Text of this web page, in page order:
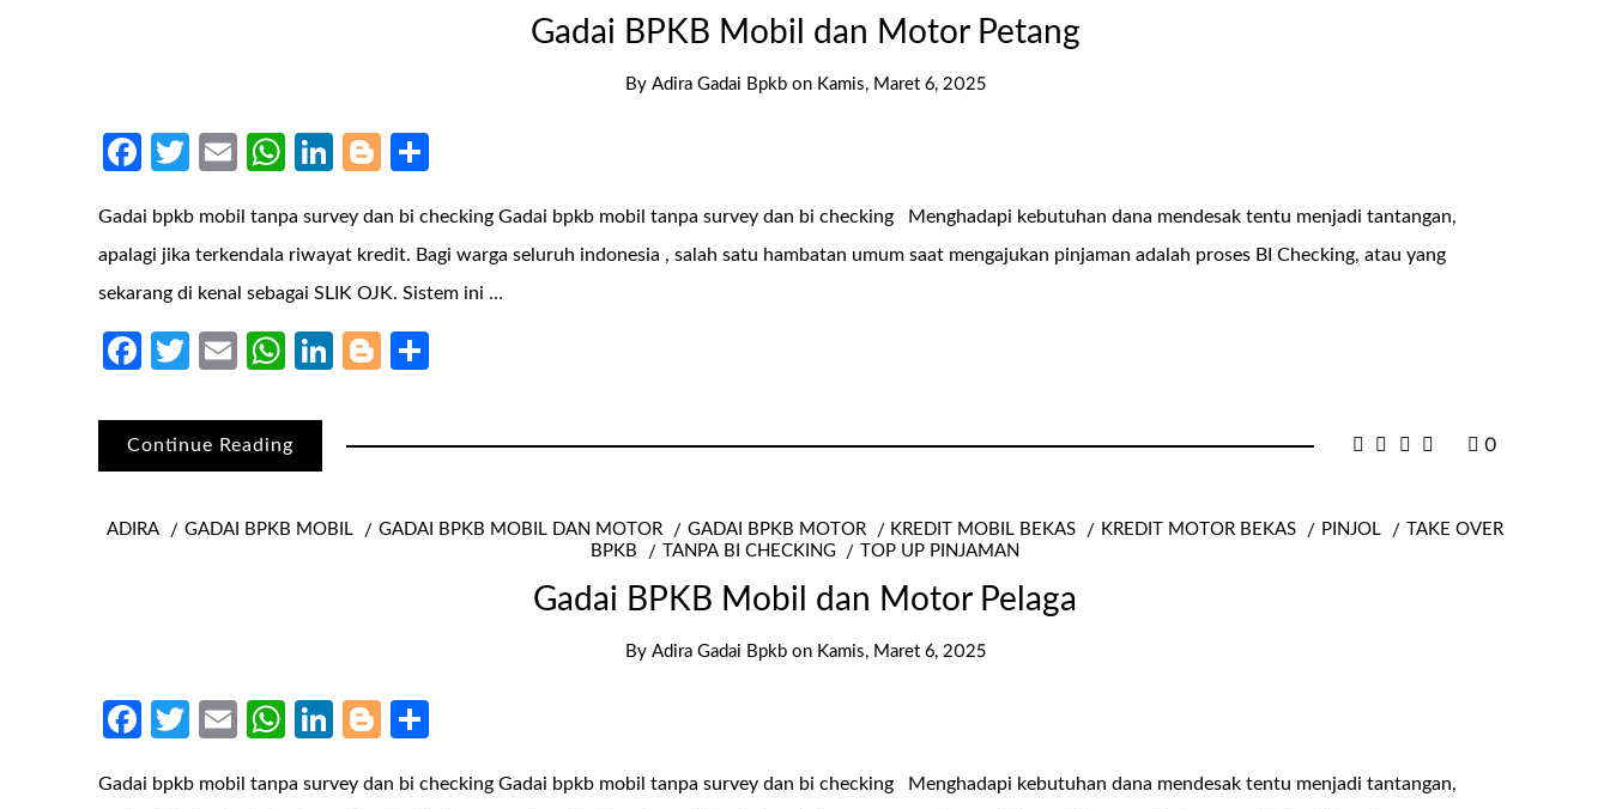
Gadai BPKB Mobil dan Motor Petang
By Adira Gadai Bpkb on Kamis, Maret 6, 2025
Facebook
Twitter
EmailWhatsApp
LinkedIn
Blogger
Gadai bpkb mobil tanpa survey dan bi checking Gadai bpkb mobil tanpa survey dan bi checking Menghadapi kebutuhan dana mendesak tentu menjadi tantangan,
apalagi jika terkendala riwayat kredit. Bagi warga seluruh indonesia , salah satu hambatan umum saat mengajukan pinjaman adalah proses BI Checking, atau yang
sekarang di kenal sebagai SLIK OJK. Sistem ini …
Facebook
Twitter
EmailWhatsApp
LinkedIn
Blogger
Continue Reading 0
ADIRA GADAI BPKB MOBIL GADAI BPKB MOBIL DAN MOTOR GADAI BPKB MOTOR KREDIT MOBIL BEKAS KREDIT MOTOR BEKAS PINJOL
TAKE OVER
BPKB
TANPA BI CHECKING TOP UP PINJAMAN
Gadai BPKB Mobil dan Motor Pelaga
By Adira Gadai Bpkb on Kamis, Maret 6, 2025
Facebook
Twitter
EmailWhatsApp
LinkedIn
Blogger
Gadai bpkb mobil tanpa survey dan bi checking Gadai bpkb mobil tanpa survey dan bi checking Menghadapi kebutuhan dana mendesak tentu menjadi tantangan,